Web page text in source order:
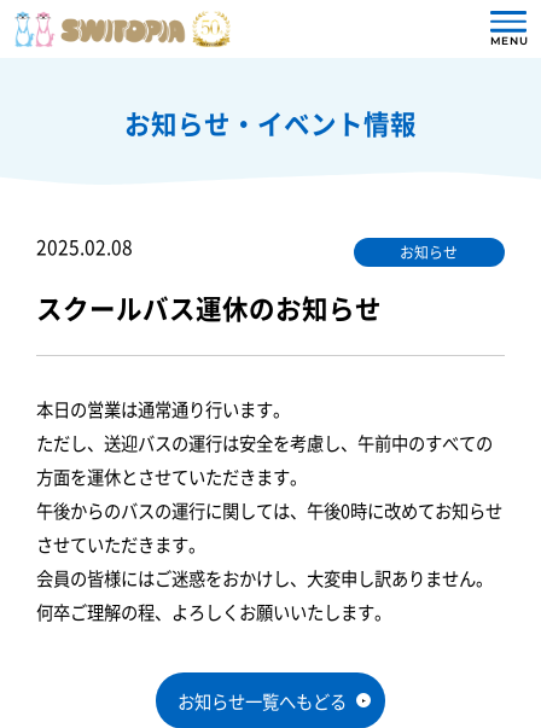
MENU
お知らせ・イベント情報
2025.02.08 お知らせ
スクールバス運休のお知らせ
本日の営業は通常通り行います。
ただし、送迎バスの運行は安全を考慮し、午前中のすべての
方面を運休とさせていただきます。
午後からのバスの運行に関しては、午後0時に改めてお知らせ
させていただきます。
会員の皆様にはご迷惑をおかけし、大変申し訳ありません。
何卒ご理解の程、よろしくお願いいたします。
お知らせ一覧へもどる